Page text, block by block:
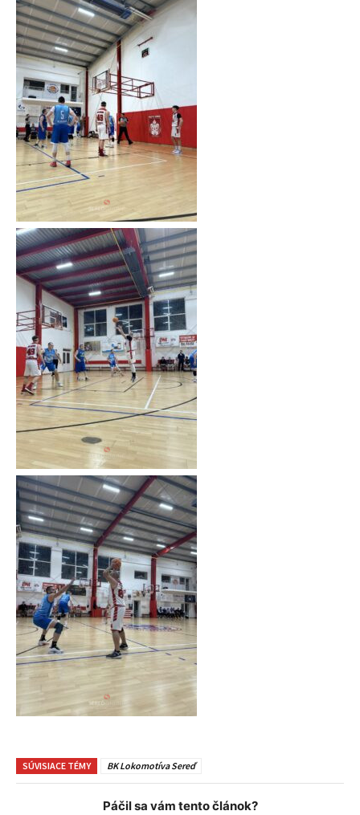
SÚVISIACE TÉMY BK Lokomotíva Sereď
Páčil sa vám tento článok?